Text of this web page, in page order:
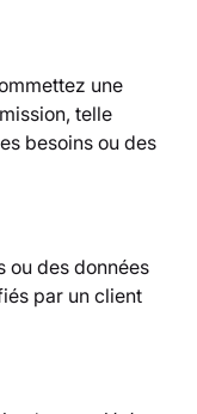
une
telle
besoins ou des
ou des données
par un client